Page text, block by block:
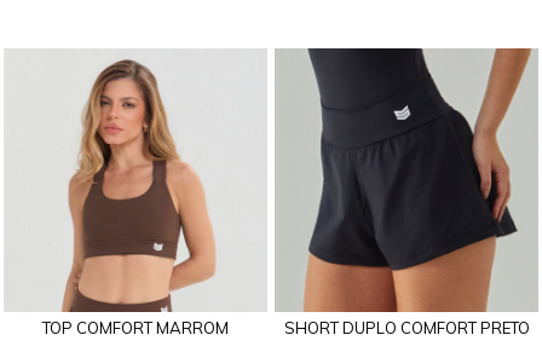
TOP COMFORT MARROM SHORT DUPLO COMFORT PRETO